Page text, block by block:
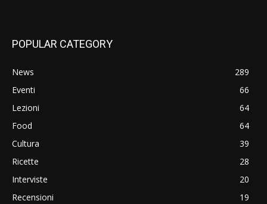
POPULAR CATEGORY
News
289
Eventi
66
Lezioni
64
Food
64
Cultura
39
Ricette
28
Interviste
20
Recensioni
19